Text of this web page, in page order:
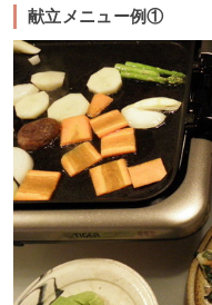
献立メニュー例①